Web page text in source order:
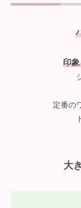
印
定番の
大